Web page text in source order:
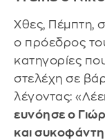
Χθες, Πέμπτη,
ο πρόεδρος
κατηγορίες
στελέχη σε
λέγοντας:
ευνόησε ο
και